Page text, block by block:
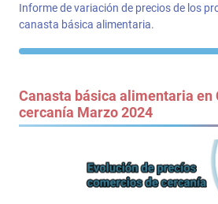
Informe de variación de precios de los
canasta básica alimentaria.
Canasta básica alimentaria en
cercanía Marzo 2024